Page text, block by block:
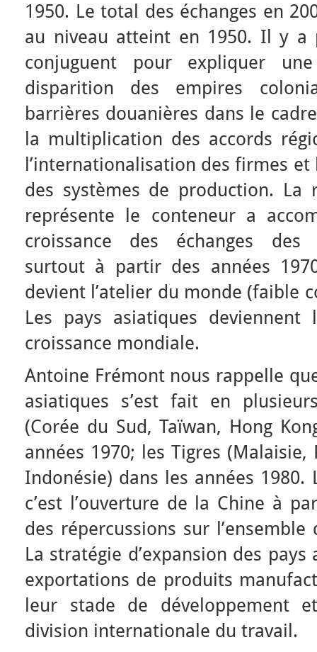
1950. Le total des échanges en
au niveau atteint en 1950. Il y a
conjuguent pour expliquer
disparition des empires
barrières douanières dans le
la multiplication des accords
l’internationalisation des firmes
des systèmes de production. La
représente le conteneur a
croissance des échanges des
surtout à partir des années
devient l’atelier du monde (faible
Les pays asiatiques
croissance mondiale.
Antoine Frémont nous rappelle
asiatiques s’est fait en
(Corée du Sud, Taïwan, Hong
années 1970; les Tigres
Indonésie) dans les années
c’est l’ouverture de la Chine à
des répercussions sur l’ensemble
La stratégie d’expansion des
exportations de produits
leur stade de développement
division internationale du travail.